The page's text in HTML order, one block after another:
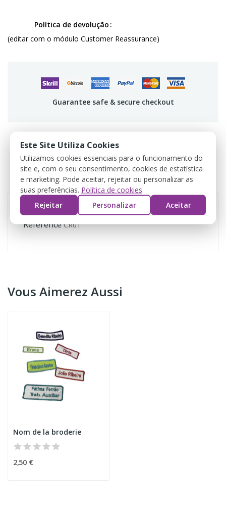
Política de devolução
(editar com o módulo Customer Reassurance)
Guarantee safe & secure checkout
DÉTAILS DU PRODUIT
AVIS
Référence CR01
Vous Aimerez Aussi
Nom de la broderie
2,50 €
Este Site Utiliza Cookies
Utilizamos cookies essenciais para o funcionamento do
site e, com o seu consentimento, cookies de estatística
e marketing. Pode aceitar, rejeitar ou personalizar as
suas preferências. Política de cookies
Rejeitar
Personalizar Aceitar